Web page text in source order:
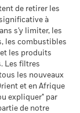
ne sont pas
le prêt de titres
informations
dans un délai
performances
être rendues
obtenir
0,00%
0,00%
85,23%
- ISIB29TTL
- ISIB29TTL
de retirer les
à
s'y limiter, les
les combustibles
les produits
Les filtres
les nouveaux
et en Afrique
expliquer" par
de notre